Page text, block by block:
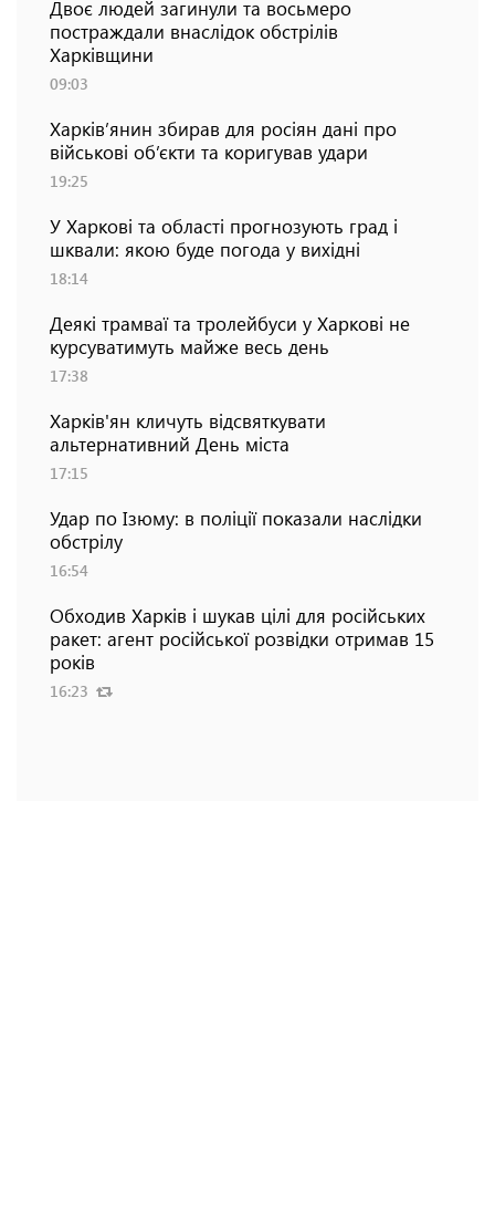
Двоє людей загинули та восьмеро
постраждали внаслідок обстрілів
Харківщини
09:03
Харків’янин збирав для росіян дані про
військові об’єкти та коригував удари
19:25
У Харкові та області прогнозують град і
шквали: якою буде погода у вихідні
18:14
Деякі трамваї та тролейбуси у Харкові не
курсуватимуть майже весь день
17:38
Харків'ян кличуть відсвяткувати
альтернативний День міста
17:15
Удар по Ізюму: в поліції показали наслідки
обстрілу
16:54
Обходив Харків і шукав цілі для російських
ракет: агент російської розвідки отримав 15
років
16:23